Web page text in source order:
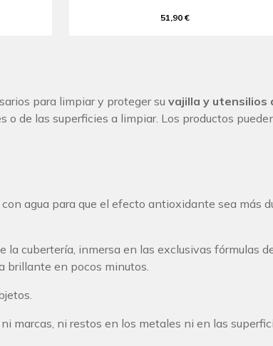
51,90 €
para limpiar y proteger su vajilla y utensilios
o de las superficies a limpiar. Los productos
agua para que el efecto antioxidante sea más
cubertería, inmersa en las exclusivas fórmulas
brillante en pocos minutos.
marcas, ni restos en los metales ni en las